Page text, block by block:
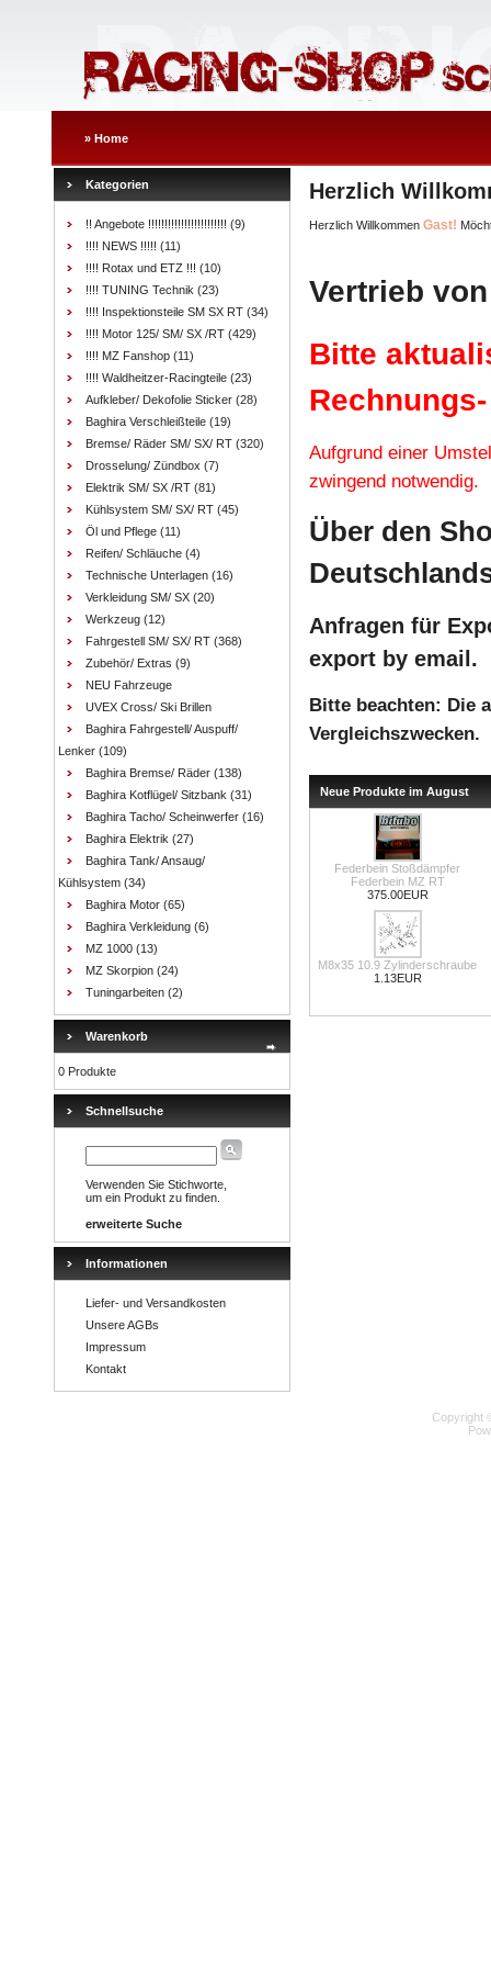
» Home
Kategorien
!! Angebote !!!!!!!!!!!!!!!!!!!!!!!! (9)
!!!! NEWS !!!!! (11)
!!!! Rotax und ETZ !!! (10)
!!!! TUNING Technik (23)
!!!! Inspektionsteile SM SX RT (34)
!!!! Motor 125/ SM/ SX /RT (429)
!!!! MZ Fanshop (11)
!!!! Waldheitzer-Racingteile (23)
Aufkleber/ Dekofolie Sticker (28)
Baghira Verschleißteile (19)
Bremse/ Räder SM/ SX/ RT (320)
Drosselung/ Zündbox (7)
Elektrik SM/ SX /RT (81)
Kühlsystem SM/ SX/ RT (45)
Öl und Pflege (11)
Reifen/ Schläuche (4)
Technische Unterlagen (16)
Verkleidung SM/ SX (20)
Werkzeug (12)
Fahrgestell SM/ SX/ RT (368)
Zubehör/ Extras (9)
NEU Fahrzeuge
UVEX Cross/ Ski Brillen
Baghira Fahrgestell/ Auspuff/
Lenker (109)
Baghira Bremse/ Räder (138)
Baghira Kotflügel/ Sitzbank (31)
Baghira Tacho/ Scheinwerfer (16)
Baghira Elektrik (27)
Baghira Tank/ Ansaug/
Kühlsystem (34)
Baghira Motor (65)
Baghira Verkleidung (6)
MZ 1000 (13)
MZ Skorpion (24)
Tuningarbeiten (2)
Warenkorb
0 Produkte
Schnellsuche
Verwenden Sie Stichworte,
um ein Produkt zu finden.
erweiterte Suche
Informationen
Liefer- und Versandkosten
Unsere AGBs
Impressum
Kontakt
Herzlich
Herzlich Willkommen Gast!
Vertrieb
Bitte
Aufgrund einer
zwingend notwendig.
Über den
Anfragen für
export by email.
Bitte beachten: Die
Vergleichszwecken.
Neue Produkte im August
Federbein Stoßdämpfer
Federbein MZ RT
375.00EUR
M8x35 10.9 Zylinderschraube
1.13EUR
Copyright